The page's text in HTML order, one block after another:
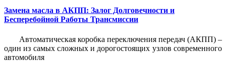
Замена масла в АКПП: Залог Долговечности и
Бесперебойной Работы Трансмиссии
Автоматическая коробка переключения передач (АКПП) –
один из самых сложных и дорогостоящих узлов современного
автомобиля